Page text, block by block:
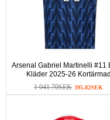
Arsenal Gabriel Martinelli #11
Kläder 2025-26 Kortärmad
1 041.70SEK 395.82SEK